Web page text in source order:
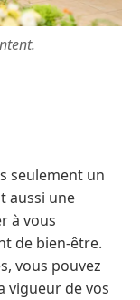
seulement un
aussi une
à vous
de bien-être.
vous pouvez
vigueur de vos